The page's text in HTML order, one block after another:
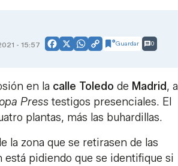
- 15:57 Facebook
X WhatsApp
CopyGuardar 0
en la calle Toledo de Madrid, a
Presstestigos presenciales. El
plantas, más las buhardillas.
la zona que se retirasen de las
pidiendo que se identifique si